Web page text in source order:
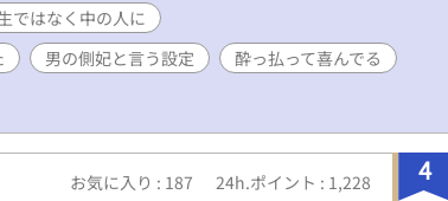
ではなく中の人に
男の側妃と言う設定
酔っ払って喜んでる
4
お気に入り : 187 24h.ポイント : 1,228